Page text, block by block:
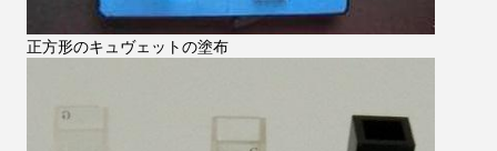
正方形のキュヴェットの塗布